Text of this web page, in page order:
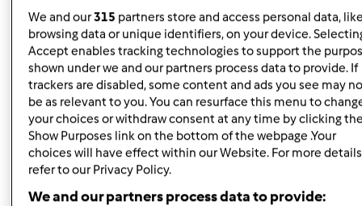
In cima
Accedio registratiper poter commentare
Anonimo (non verificato)
We and our315 partners store and access personal data,
browsing data or unique identifiers, on your device.
Accept enables tracking technologies to support the
shown under we and our partners process data to provide. If
trackers are disabled, some content and ads you see may
be as relevant to you. You can resurface this menu to
your choices or withdraw consent at any time by clicking
Show Purposes link on the bottom of the webpage .Your
choices will have effect within our Website. For more
refer to our Privacy Policy.
We and our partners process data to provide: